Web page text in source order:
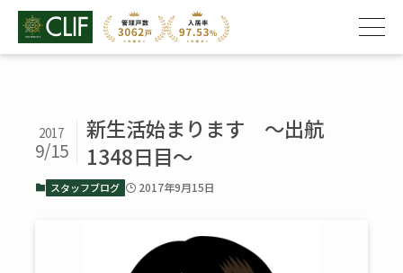
新生活始まります 〜出航
1348日目〜
2017
9/15
スタッフブログ 2017年9月15日